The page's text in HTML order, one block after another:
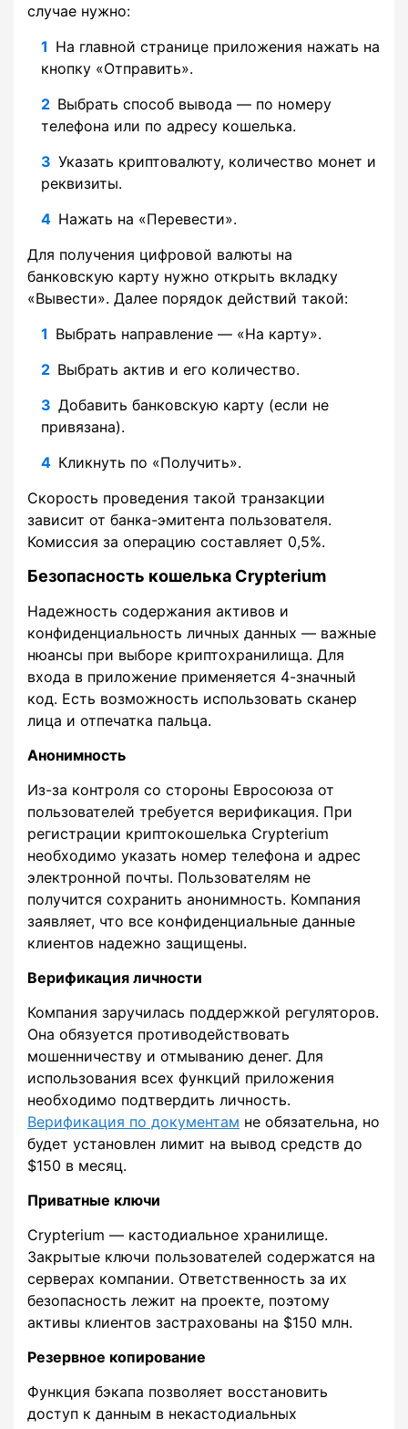
случае нужно:
На главной странице приложения нажать на
кнопку «Отправить».
Выбрать способ вывода — по номеру
телефона или по адресу кошелька.
Указать криптовалюту, количество монет и
реквизиты.
Нажать на «Перевести».
Для получения цифровой валюты на
банковскую карту нужно открыть вкладку
«Вывести». Далее порядок действий такой:
Выбрать направление — «На карту».
Выбрать актив и его количество.
Добавить банковскую карту (если не
привязана).
Кликнуть по «Получить».
Скорость проведения такой транзакции
зависит от банка-эмитента пользователя.
Комиссия за операцию составляет 0,5%.
Безопасность кошелька Crypterium
Надежность содержания активов и
конфиденциальность личных данных — важные
нюансы при выборе криптохранилища. Для
входа в приложение применяется 4-значный
код. Есть возможность использовать сканер
лица и отпечатка пальца.
Анонимность
Из-за контроля со стороны Евросоюза от
пользователей требуется верификация. При
регистрации криптокошелька Crypterium
необходимо указать номер телефона и адрес
электронной почты. Пользователям не
получится сохранить анонимность. Компания
заявляет, что все конфиденциальные данные
клиентов надежно защищены.
Верификация личности
Компания заручилась поддержкой регуляторов.
Она обязуется противодействовать
мошенничеству и отмыванию денег. Для
использования всех функций приложения
необходимо подтвердить личность.
Верификация по документам не обязательна, но
будет установлен лимит на вывод средств до
$150 в месяц.
Приватные ключи
Crypterium — кастодиальное хранилище.
Закрытые ключи пользователей содержатся на
серверах компании. Ответственность за их
безопасность лежит на проекте, поэтому
активы клиентов застрахованы на $150 млн.
Резервное копирование
Функция бэкапа позволяет восстановить
доступ к данным в некастодиальных